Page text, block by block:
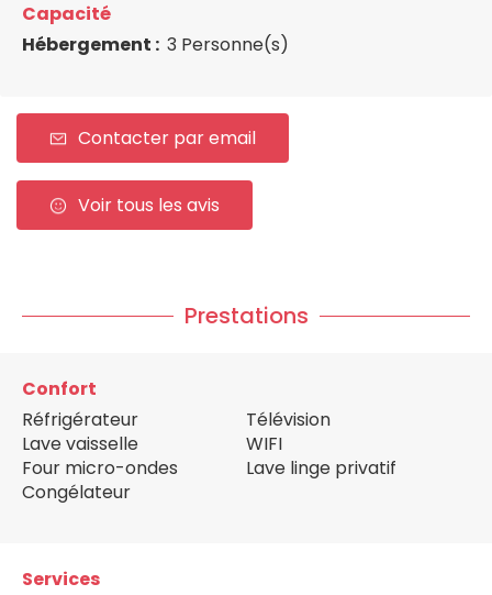
Capacité
Hébergement : 3 Personne(s)
Contacter par email
Voir tous les avis
Prestations
Confort
Réfrigérateur
Lave vaisselle
Four micro-ondes
Congélateur
Télévision
WIFI
Lave linge privatif
Services